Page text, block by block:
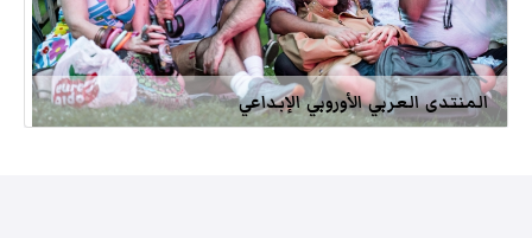
المنتدى العربي الأوروبي الإبداعي